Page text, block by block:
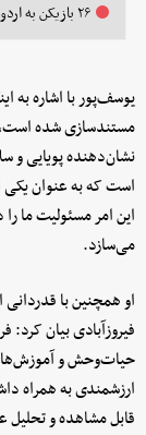
۲۶ بازیکن به اردوی تیم هندبال دعوت شدند
یوسف‌پور با اشاره به
مستندسازی شده است،
نشان‌دهنده پویایی
است که به عنوان یکی
این امر مسئولیت ما
می‌سازد.
او همچنین با
فیروزآبادی بیان
حیات‌وحش و
ارزشمندی به همراه
قابل مشاهده و